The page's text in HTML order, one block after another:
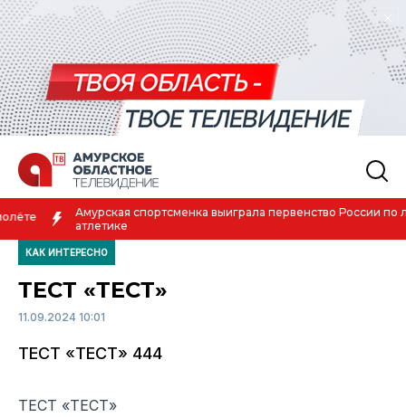
Амурская спортсменка выиграла первенство России по лёгкой
атлетике
КАК ИНТЕРЕСНО
ТЕСТ «ТЕСТ»
11.09.2024 10:01
ТЕСТ «ТЕСТ» 444
ТЕСТ «ТЕСТ»